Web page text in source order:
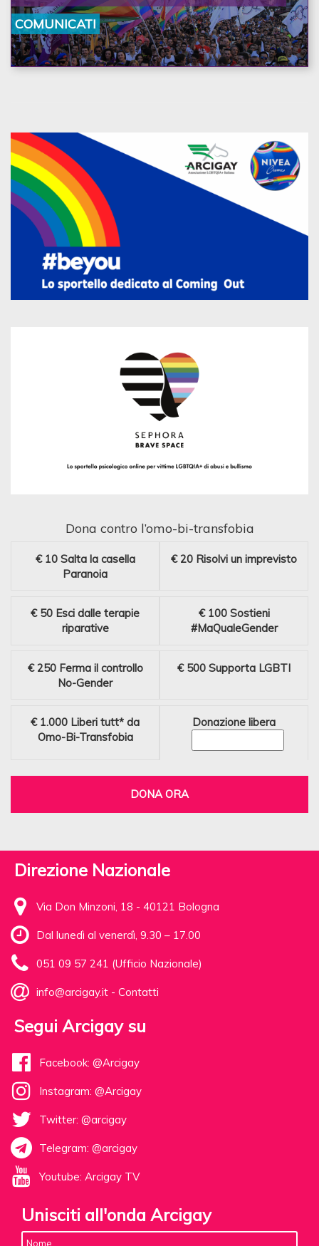
la nostra ostinazione»
COMUNICATI
Dona contro l’omo-bi-transfobia
€ 10 Salta la casella
Paranoia
€ 20 Risolvi un imprevisto
€ 50 Esci dalle terapie
riparative
€ 100 Sostieni
#MaQualeGender
€ 250 Ferma il controllo
No-Gender
€ 500 Supporta LGBTI
€ 1.000 Liberi tutt* da
Omo-Bi-Transfobia
Donazione libera
DONA ORA
Direzione Nazionale
Via Don Minzoni, 18 - 40121 Bologna
Dal lunedì al venerdì, 9.30 – 17.00
051 09 57 241 (Ufficio Nazionale)
info@arcigay.it - Contatti
Segui Arcigay su
Facebook: @Arcigay
Instagram: @Arcigay
Twitter: @arcigay
Telegram: @arcigay
Youtube: Arcigay TV
Unisciti all'onda Arcigay